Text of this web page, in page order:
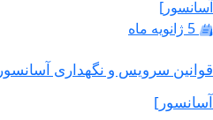
قوانین سرویس و نگهداری
آسانسور]